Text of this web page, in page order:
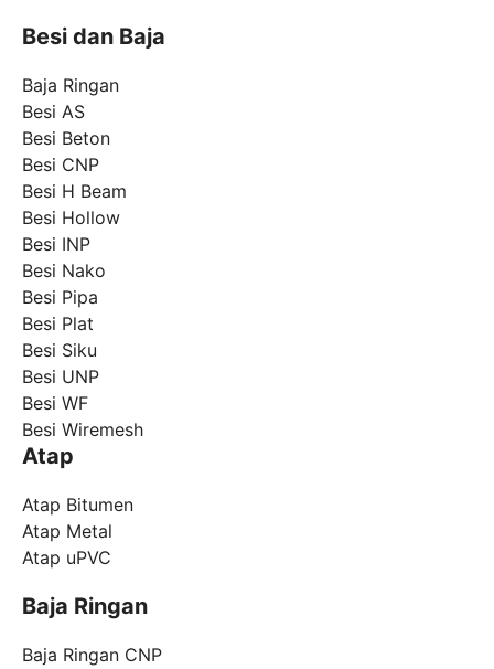
Besi dan Baja
Baja Ringan
Besi AS
Besi Beton
Besi CNP
Besi H Beam
Besi Hollow
Besi INP
Besi Nako
Besi Pipa
Besi Plat
Besi Siku
Besi UNP
Besi WF
Besi Wiremesh
Atap
Atap Bitumen
Atap Metal
Atap uPVC
Baja Ringan
Baja Ringan CNP